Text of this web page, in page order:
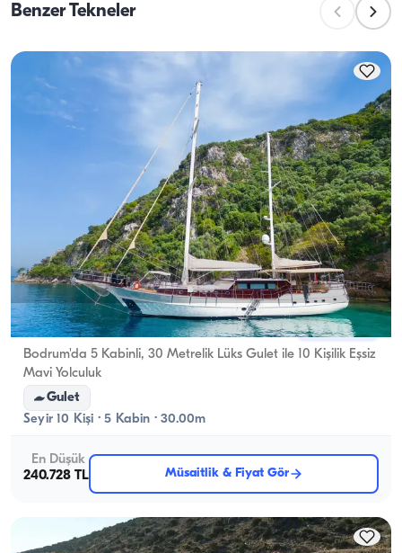
üstlenir.
maksimum yolcu sayısını ifade eder. Gecelik
dikkate almak önemlidir; günlük kiralamalarda ise
Benzer Tekneler
Bodrum, Muğla Yeni tekne
Bodrum'da 5 Kabinli, 30 Metrelik Lüks Gulet ile 10 Kişilik Eşsiz
Mavi Yolculuk
Gulet
Seyir 10 Kişi · 5 Kabin · 30.00m
En Düşük
240.728 TL
Müsaitlik & Fiyat Gör